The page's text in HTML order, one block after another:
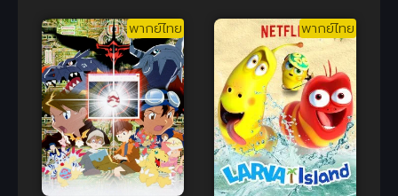
พากย์ไทย พากย์ไทย